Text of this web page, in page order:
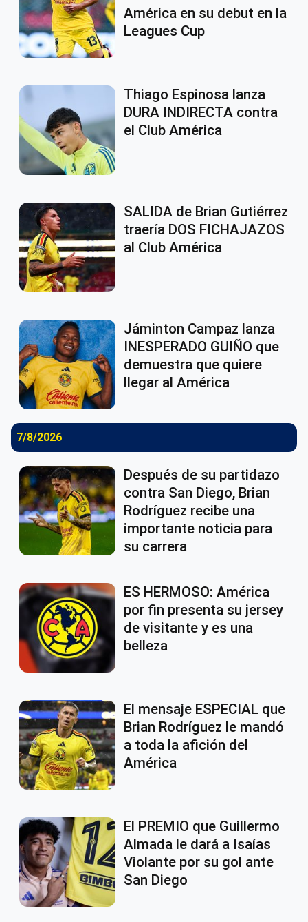
América en su debut en la
Leagues Cup
Thiago Espinosa lanza
DURA INDIRECTA contra
el Club América
SALIDA de Brian Gutiérrez
traería DOS FICHAJAZOS
al Club América
Jáminton Campaz lanza
INESPERADO GUIÑO que
demuestra que quiere
llegar al América
7/8/2026
Después de su partidazo
contra San Diego, Brian
Rodríguez recibe una
importante noticia para
su carrera
ES HERMOSO: América
por fin presenta su jersey
de visitante y es una
belleza
El mensaje ESPECIAL que
Brian Rodríguez le mandó
a toda la afición del
América
El PREMIO que Guillermo
Almada le dará a Isaías
Violante por su gol ante
San Diego